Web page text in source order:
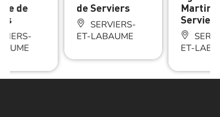
de
de Serviers
SERVIERS-
ET-LABAUME
Martin
Serviers
ET-